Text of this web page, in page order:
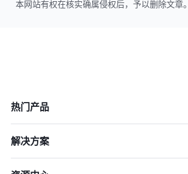
本网站有权在核实确属侵权后，予以删除文章。
热门产品
解决方案